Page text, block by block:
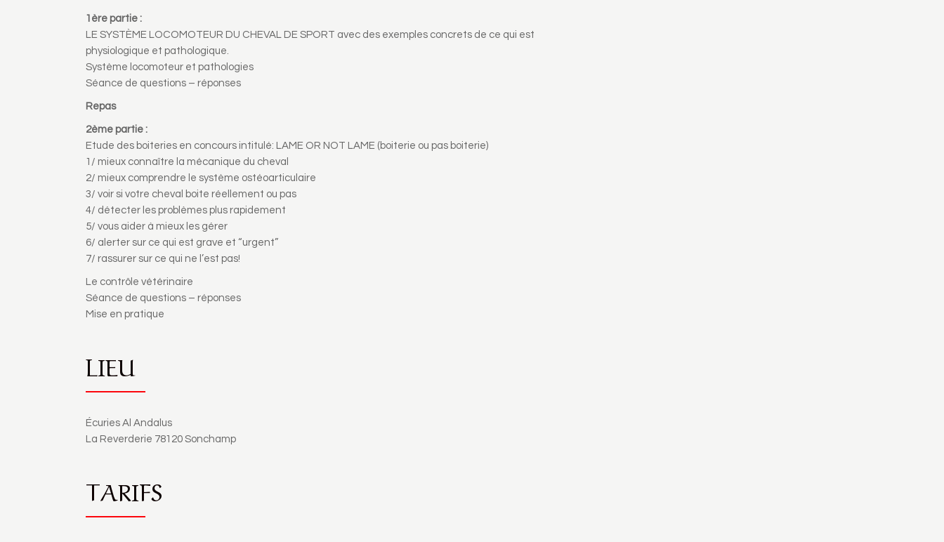
1ère partie :
LE SYSTÈME LOCOMOTEUR DU CHEVAL DE SPORT avec des exemples concrets de ce qui est
physiologique et pathologique.
Système locomoteur et pathologies
Séance de questions – réponses
Repas
2ème partie :
Etude des boiteries en concours intitulé: LAME OR NOT LAME (boiterie ou pas boiterie)
1/ mieux connaître la mécanique du cheval
2/ mieux comprendre le système ostéoarticulaire
3/ voir si votre cheval boite réellement ou pas
4/ détecter les problèmes plus rapidement
5/ vous aider à mieux les gérer
6/ alerter sur ce qui est grave et “urgent”
7/ rassurer sur ce qui ne l’est pas!
Le contrôle vétérinaire
Séance de questions – réponses
Mise en pratique
LIEU
Écuries Al Andalus
La Reverderie 78120 Sonchamp
TARIFS